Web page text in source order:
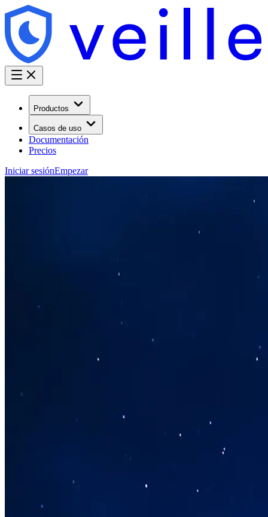
Productos
Casos de uso
Documentación
Precios
Iniciar sesiónEmpezar